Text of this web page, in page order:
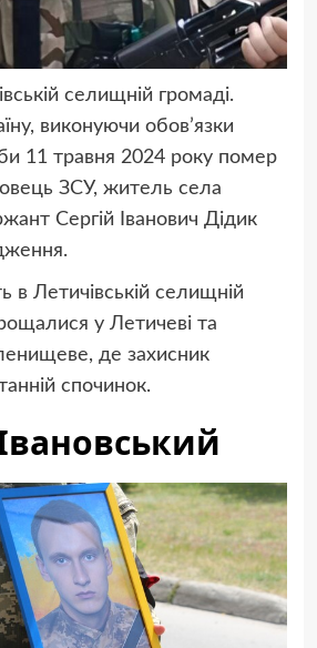
селищній громаді.
виконуючи обов’язки
11 травня 2024 року помер
ЗСУ, житель села
Сергій Іванович Дідик
в Летичівській селищній
у Летичеві та
де захисник
спочинок.